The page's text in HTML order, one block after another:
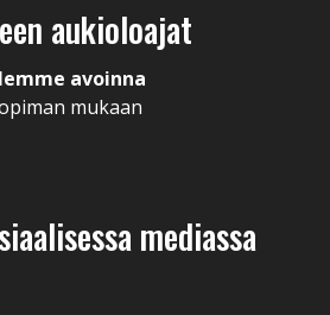
aukioloajat
avoinna
mukaan
mediassa